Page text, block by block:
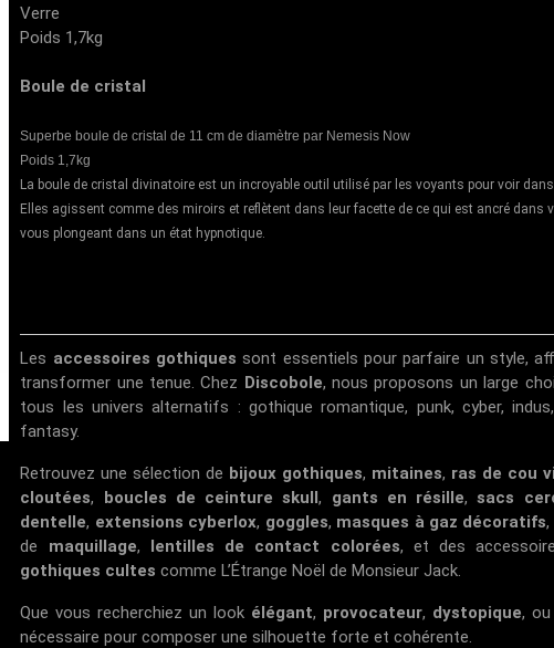
Verre
Poids 1,7kg
Boule de cristal
Superbe boule de cristal de 11 cm de diamètre par Nemesis Now
Poids 1,7kg
La boule de cristal divinatoire est un incroyable outil utilisé par les voyants pour voir
Elles agissent comme des miroirs et reflètent dans leur facette de ce qui est ancré dans
vous plongeant dans un état hypnotique.
Les accessoires gothiques sont essentiels pour parfaire un style,
transformer une tenue. Chez Discobole, nous proposons un large
tous les univers alternatifs : gothique romantique, punk, cyber,
fantasy.
Retrouvez une sélection de bijoux gothiques, mitaines, ras de cou
cloutées, boucles de ceinture skull, gants en résille,sacs
dentelle, extensions cyberlox, goggles, masques à gaz décoratifs
de maquillage, lentilles de contact colorées, et des
gothiques cultes commeL’Étrange Noël de Monsieur Jack.
Que vous recherchiez un look élégant, provocateur, dystopique, ou
nécessaire pour composer une silhouette forte et cohérente.